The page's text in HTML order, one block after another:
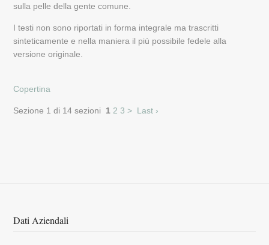
sulla pelle della gente comune.
I testi non sono riportati in forma integrale ma trascritti
sinteticamente e nella maniera il più possibile fedele alla
versione originale.
Copertina
Sezione 1 di 14 sezioni 1 2 3 > Last ›
Dati Aziendali